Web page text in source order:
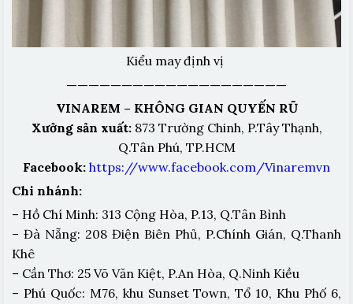
Kiểu may định vị
————————————————————
VINAREM – KHÔNG GIAN QUYẾN RŨ
Xưởng sản xuất:873 Trường Chinh, P.Tây Thạnh,
Q.Tân Phú, TP.HCM
Facebook: https://www.facebook.com/Vinaremvn
Chi nhánh:
– Hồ Chí Minh: 313 Cộng Hòa, P.13, Q.Tân Bình
– Đà Nẵng: 208 Điện Biên Phủ, P.Chính Gián, Q.Thanh
Khê
– Cần Thơ: 25 Võ Văn Kiệt, P.An Hòa, Q.Ninh Kiều
– Phú Quốc: M76, khu Sunset Town, Tổ 10, Khu Phố 6,